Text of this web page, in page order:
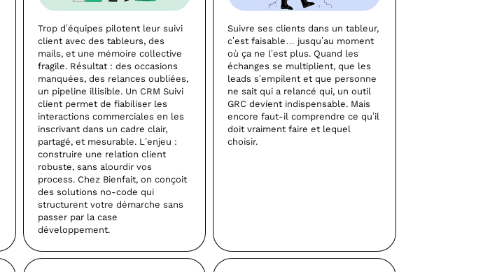
Trop d’équipes pilotent leur suivi
client avec des tableurs, des
mails, et une mémoire collective
fragile. Résultat : des occasions
manquées, des relances oubliées,
un pipeline illisible. Un CRM Suivi
client permet de fiabiliser les
interactions commerciales en les
inscrivant dans un cadre clair,
partagé, et mesurable. L’enjeu :
construire une relation client
robuste, sans alourdir vos
process. Chez Bienfait, on conçoit
des solutions no-code qui
structurent votre démarche sans
passer par la case
développement.
Suivre ses clients dans un tableur,
c’est faisable… jusqu’au moment
où ça ne l’est plus. Quand les
échanges se multiplient, que les
leads s’empilent et que personne
ne sait qui a relancé qui, un outil
GRC devient indispensable. Mais
encore faut-il comprendre ce qu’il
doit vraiment faire et lequel
choisir.